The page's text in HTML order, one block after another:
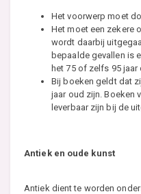
Het voorwerp moet
Het moet een zekere
wordt daarbij
bepaalde gevallen is
het 75 of zelfs 95 jaar
Bij boeken geldt dat
jaar oud zijn. Boeken
leverbaar zijn bij de
Antiek en oude kunst
Antiek dient te worden